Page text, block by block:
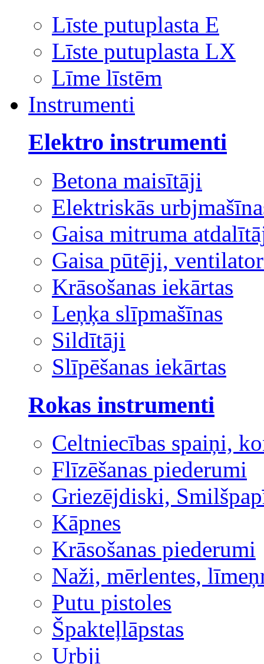
Līste putuplasta E
Līste putuplasta LX
Līme līstēm
Instrumenti
Elektro instrumenti
Betona maisītāji
Elektriskās
Gaisa mitruma
Gaisa pūtēji,
Krāsošanas iekārtas
Leņķa slīpmašīnas
Sildītāji
Slīpēšanas iekārtas
Rokas instrumenti
Celtniecības spaiņi,
Flīzēšanas piederumi
Griezējdiski,
Kāpnes
Krāsošanas piederumi
Naži, mērlentes,
Putu pistoles
Špakteļlāpstas
Urbji